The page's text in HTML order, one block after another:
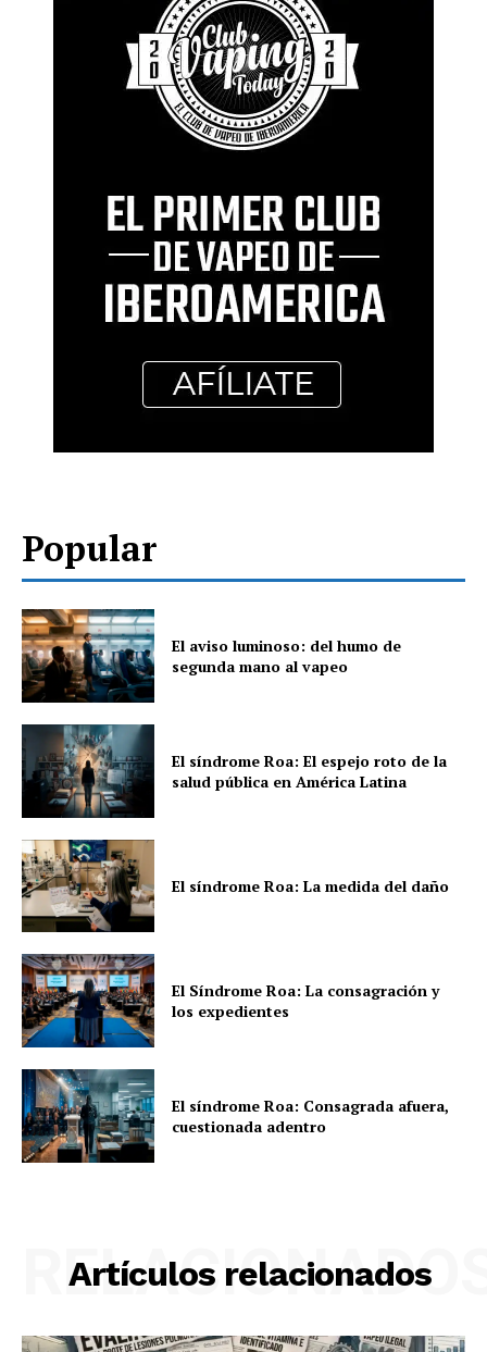
Popular
El aviso luminoso: del humo de
segunda mano al vapeo
El síndrome Roa: El espejo roto de la
salud pública en América Latina
El síndrome Roa: La medida del daño
El Síndrome Roa: La consagración y
los expedientes
El síndrome Roa: Consagrada afuera,
cuestionada adentro
Artículos relacionados